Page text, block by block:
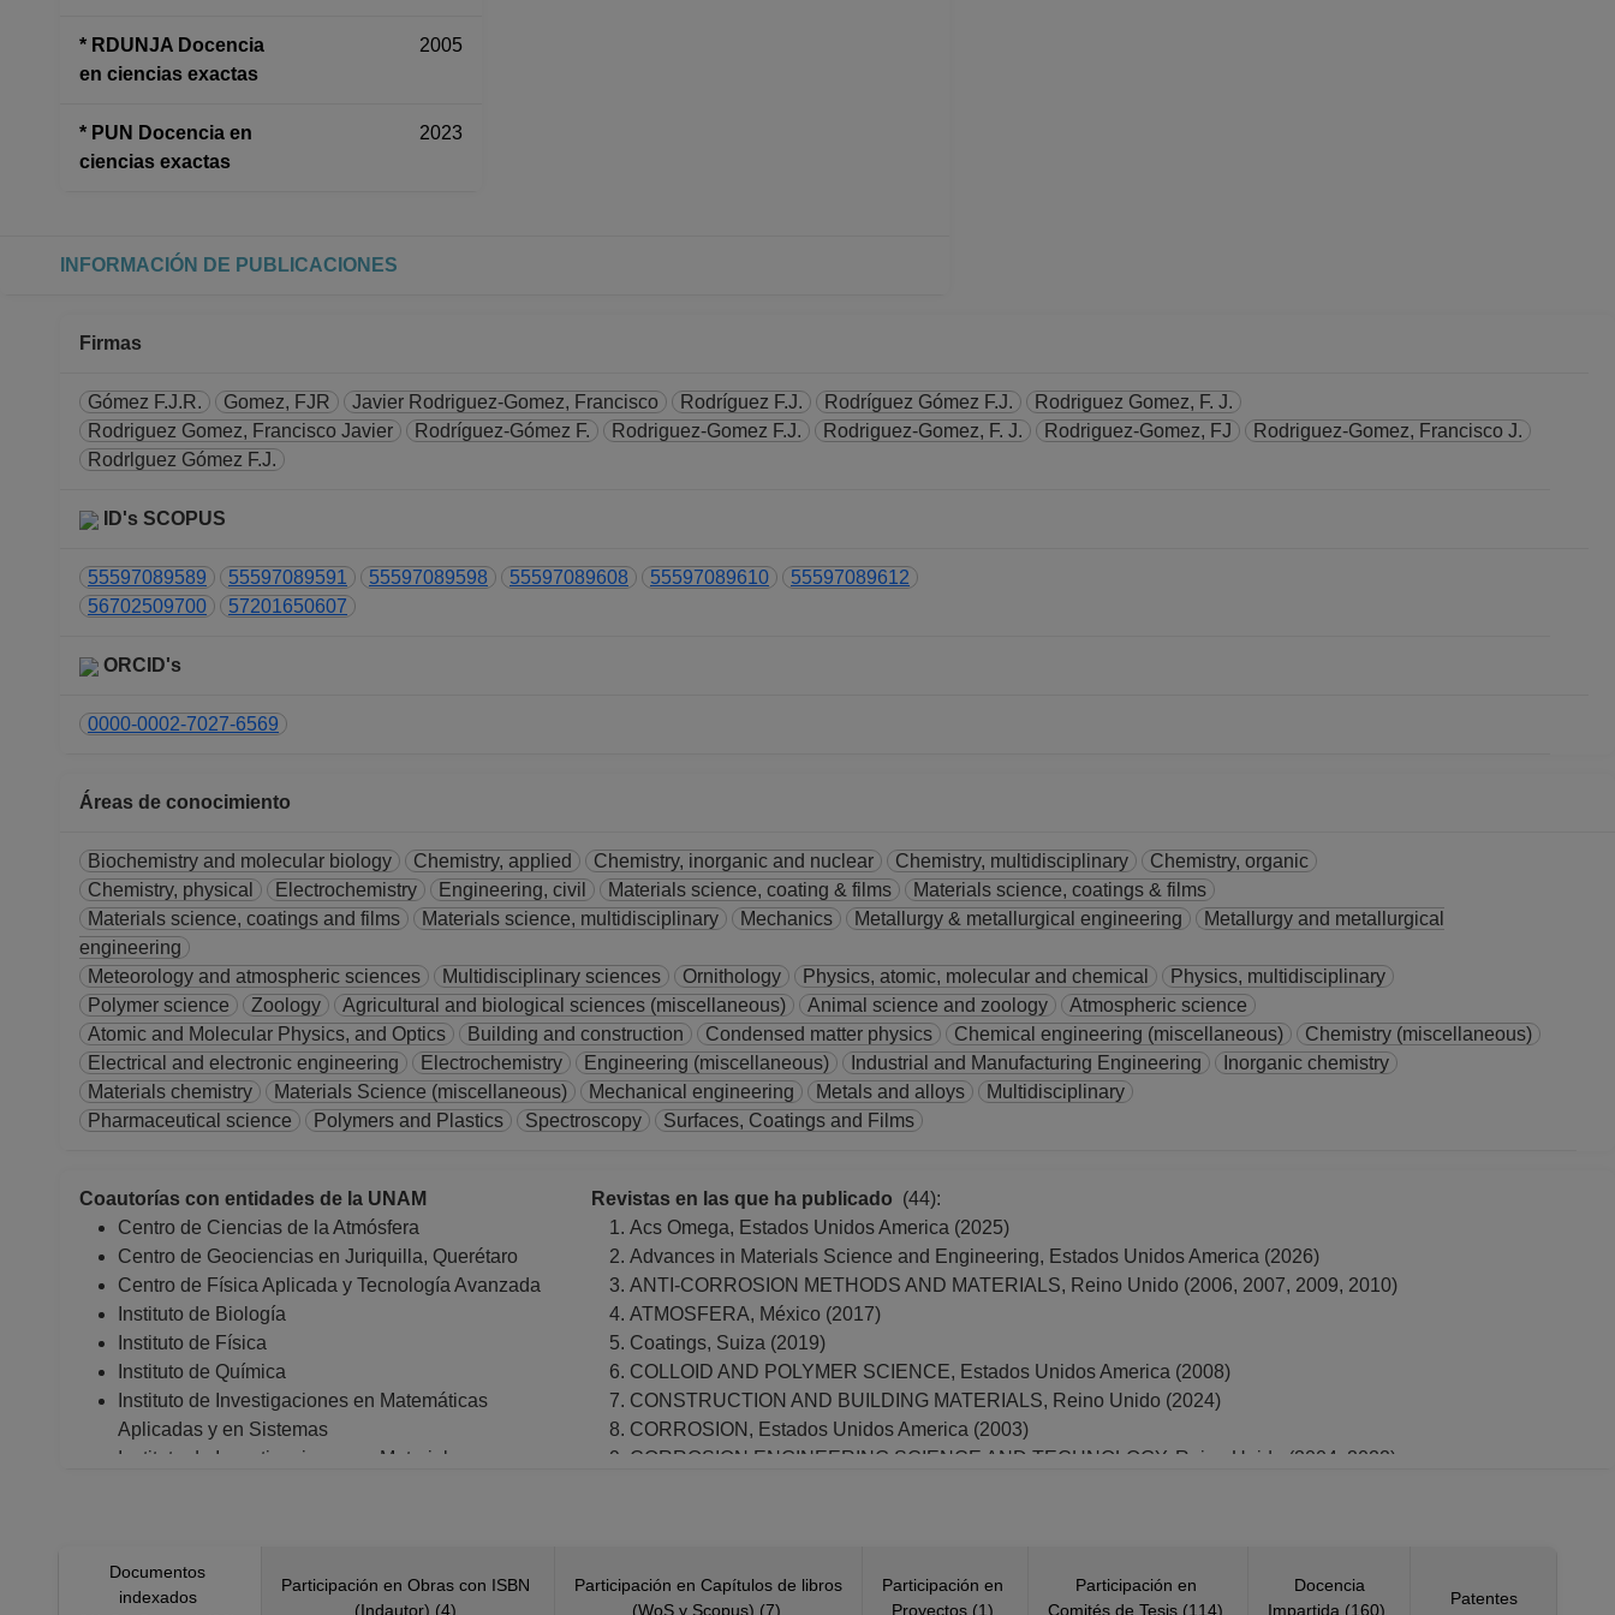
* RDUNJA Docencia
en ciencias exactas
2005
* PUN Docencia en
ciencias exactas
2023
INFORMACIÓN DE PUBLICACIONES
Firmas
Gómez F.J.R. Gomez, FJR Javier Rodriguez-Gomez, Francisco Rodríguez F.J. Rodríguez Gómez F.J.
Rodriguez Gomez, F. J.
Rodriguez Gomez, Francisco Javier
Rodríguez-Gómez F. Rodriguez-Gomez F.J. Rodriguez-Gomez, F. J. Rodriguez-Gomez, FJ
Rodriguez-Gomez, Francisco J.
Rodrlguez Gómez F.J.
ID's SCOPUS
55597089589 55597089591 55597089598 55597089608 55597089610
55597089612
56702509700
57201650607
ORCID's
0000-0002-7027-6569
Áreas de conocimiento
Biochemistry and molecular biology Chemistry, applied Chemistry, inorganic and nuclear Chemistry, multidisciplinary
Chemistry, organic
Chemistry, physical
Electrochemistry Engineering, civil Materials science, coating & films
Materials science, coatings & films
Materials science, coatings and films
Materials science, multidisciplinary Mechanics Metallurgy & metallurgical engineering
Metallurgy and metallurgical
engineering
Meteorology and atmospheric sciences
Multidisciplinary sciences Ornithology Physics, atomic, molecular and chemical
Physics, multidisciplinary
Polymer science
Zoology Agricultural and biological sciences (miscellaneous) Animal science and zoology
Atmospheric science
Atomic and Molecular Physics, and Optics
Building and construction Condensed matter physics Chemical engineering (miscellaneous)
Chemistry (miscellaneous)
Electrical and electronic engineering
Electrochemistry Engineering (miscellaneous) Industrial and Manufacturing Engineering
Inorganic chemistry
Materials chemistry
Materials Science (miscellaneous) Mechanical engineering Metals and alloys
Multidisciplinary
Pharmaceutical science
Polymers and Plastics Spectroscopy Surfaces, Coatings and Films
Coautorías con entidades de la UNAM
Centro de Ciencias de la Atmósfera
Centro de Geociencias en Juriquilla, Querétaro
Centro de Física Aplicada y Tecnología Avanzada
Instituto de Biología
Instituto de Física
Instituto de Química
Instituto de Investigaciones en Matemáticas
Aplicadas y en Sistemas
Instituto de Investigaciones en Materiales
Facultad de Química
Facultad de Estudios Superiores "Cuautitlán"
Revistas en las que ha publicado (44):
Acs Omega, Estados Unidos America (2025)
Advances in Materials Science and Engineering, Estados Unidos America (2026)
ANTI-CORROSION METHODS AND MATERIALS, Reino Unido (2006, 2007, 2009, 2010)
ATMOSFERA, México (2017)
Coatings, Suiza (2019)
COLLOID AND POLYMER SCIENCE, Estados Unidos America (2008)
CONSTRUCTION AND BUILDING MATERIALS, Reino Unido (2024)
CORROSION, Estados Unidos America (2003)
CORROSION ENGINEERING SCIENCE AND TECHNOLOGY, Reino Unido (2004, 2022)
Frontiers In Materials, Suiza (2022)
Documentos
indexados
Participación en Obras con ISBN
(Indautor) (4)
Participación en Capítulos de libros
(WoS y Scopus) (7)
Participación en
Proyectos (1)
Participación en
Comités de Tesis (114)
Docencia
Impartida (160)
Patentes